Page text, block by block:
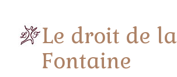
Le droit de la
Fontaine